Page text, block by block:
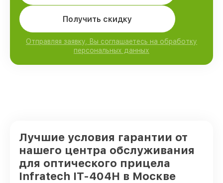
Получить скидку
Отправляя заявку, Вы соглашаетесь на обработку
персональных данных
Лучшие условия гарантии от
нашего центра обслуживания
для оптического прицела
Infratech IT-404H в Москве